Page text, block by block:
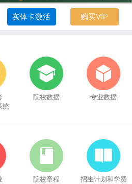
实体卡激活 购买VIP
统
院校数据 专业数据
院校章程 招生计划和学费